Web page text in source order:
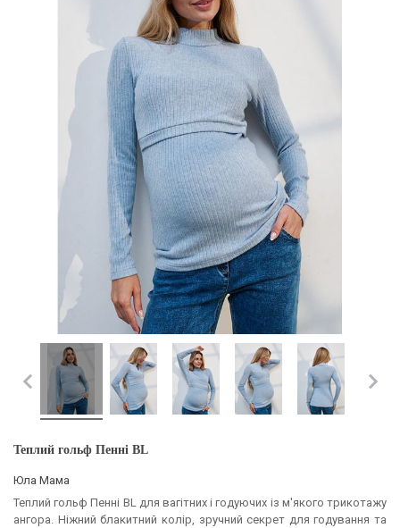
Теплий гольф Пенні BL
Юла Мама
Теплий гольф Пенні BL для вагітних і годуючих із м'якого трикотажу
ангора. Ніжний блакитний колір, зручний секрет для годування та